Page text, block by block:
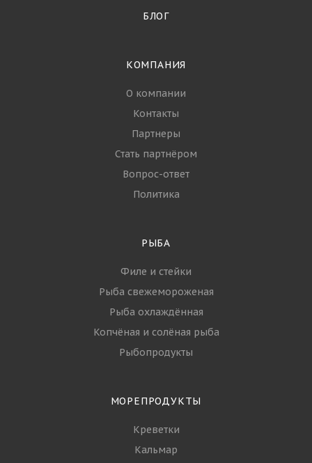
БЛОГ
КОМПАНИЯ
О компании
Контакты
Партнеры
Стать партнёром
Вопрос-ответ
Политика
РЫБА
Филе и стейки
Рыба свежемороженая
Рыба охлаждённая
Копчёная и солёная рыба
Рыбопродукты
МОРЕПРОДУКТЫ
Креветки
Кальмар